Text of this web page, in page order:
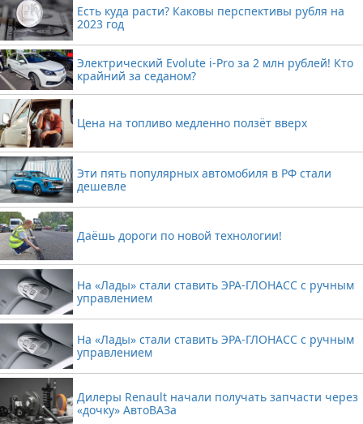
Есть куда расти? Каковы перспективы рубля на
2023 год
Электрический Evolute i-Pro за 2 млн рублей! Кто
крайний за седаном?
Цена на топливо медленно ползёт вверх
Эти пять популярных автомобиля в РФ стали
дешевле
Даёшь дороги по новой технологии!
На «Лады» стали ставить ЭРА-ГЛОНАСС с ручным
управлением
На «Лады» стали ставить ЭРА-ГЛОНАСС с ручным
управлением
Дилеры Renault начали получать запчасти через
«дочку» АвтоВАЗа